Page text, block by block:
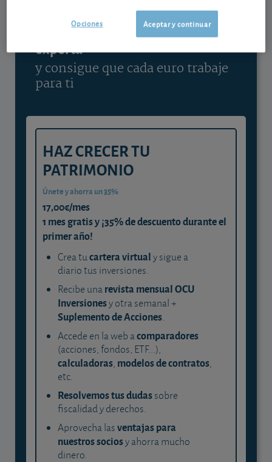
Gestiona tu dinero con visión
experta
y consigue que cada euro trabaje
para ti
HAZ CRECER TU
PATRIMONIO
Únete y ahorra un 35%
17,00€/mes
1 mes gratis y ¡35% de descuento durante el
primer año!
Crea tucartera virtualy sigue a
diario tus inversiones.
Recibe unarevista mensual OCU
Inversionesy otra semanal +
Suplemento de Acciones.
Accede en la web acomparadores
(acciones, fondos, ETF...),
calculadoras, modelos de contratos,
etc.
Resolvemos tus dudassobre
fiscalidad y derechos.
Aprovecha lasventajas para
nuestros sociosy ahorra mucho
dinero.
Aceptar y continuar
Opciones